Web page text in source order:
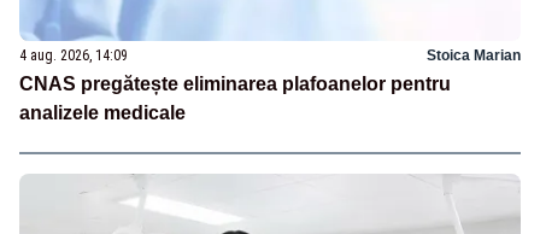
4 aug. 2026, 14:09 Stoica Marian
CNAS pregătește eliminarea plafoanelor pentru
analizele medicale